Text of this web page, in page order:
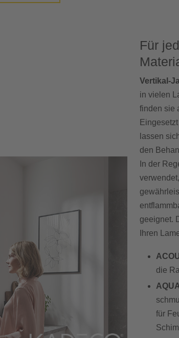
Für
Vertikal-
in vielen
finden sie
lassen
den
In der
geeignet.
Ihren
die
für